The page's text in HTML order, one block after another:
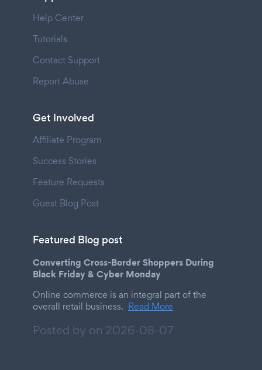
Help Center
Tutorials
Contact Support
Report Abuse
Get Involved
Affiliate Program
Success Stories
Feature Requests
Guest Blog Post
Featured Blog post
Converting Cross-Border Shoppers During
Black Friday & Cyber Monday
Online commerce is an integral part of the
overall retail business. Read More
Posted by on 2026-08-07